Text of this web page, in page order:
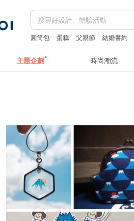
圓筒包 蛋糕 父親節 結婚書約
主題企劃 時尚潮流